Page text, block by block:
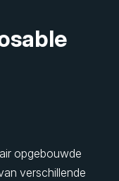
opgebouwde
verschillende